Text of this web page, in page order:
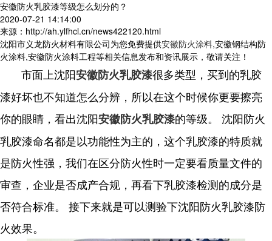
安徽防火乳胶漆等级怎么划分的？
2020-07-21 14:14:00
来源：http://ah.ylfhcl.cn/news422120.html
沈阳市义龙防火材料有限公司为您免费提供安徽防火涂料,安徽钢结构防
火涂料,安徽防火涂料工程等相关信息发布和资讯展示，敬请关注！
市面上沈阳安徽防火乳胶漆很多类型，买到的乳胶
漆好坏也不知道怎么分辨，所以在这个时候你更要擦亮
你的眼睛，看出沈阳安徽防火乳胶漆的等级。 沈阳防火
乳胶漆命名都是以功能性为主的，这个乳胶漆的特质就
是防火性强，我们在区分防火性时一定要看质量文件的
审查，企业是否成产合规，再看下乳胶漆检测的成分是
否符合标准。 接下来就是可以测验下沈阳防火乳胶漆防
火效果。